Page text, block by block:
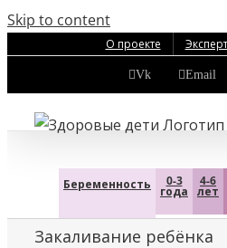
Skip to content
О проекте
Vk Email
Беременность 0-3
года
4-6
лет
Закаливание ребёнка